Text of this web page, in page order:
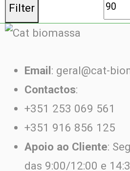
Filter
Email : geral@cat-
Contactos:
+351 253 069 561
+351 916 856 125
Apoio ao Cliente:
das 9:00/12:00 e